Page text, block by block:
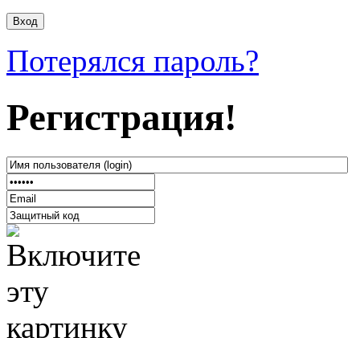
Потерялся пароль?
Регистрация!